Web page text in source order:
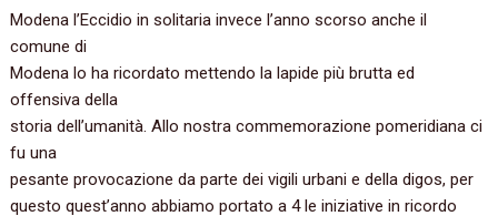
Modena l’Eccidio in solitaria invece l’anno scorso anche il
comune di
Modena lo ha ricordato mettendo la lapide più brutta ed
offensiva della
storia dell’umanità. Allo nostra commemorazione pomeridiana ci
fu una
pesante provocazione da parte dei vigili urbani e della digos, per
questo quest’anno abbiamo portato a 4 le iniziative in ricordo